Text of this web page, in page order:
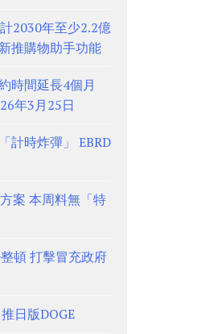
2030年至少2.2億
推購物助手功能
時間延長4個月
年3月25日
計時炸彈」 EBRD
案 本周料無「特
頓 打擊冒充政府
日版DOGE